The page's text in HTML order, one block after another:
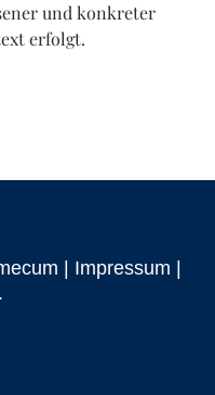
und konkreter
erfolgt.
| Impressum